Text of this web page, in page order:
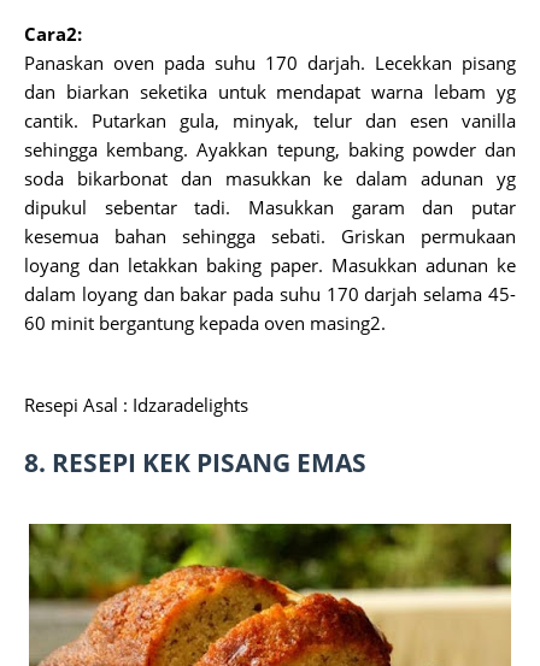
Cara2:
Panaskan oven pada suhu 170 darjah. Lecekkan pisang
dan biarkan seketika untuk mendapat warna lebam yg
cantik. Putarkan gula, minyak, telur dan esen vanilla
sehingga kembang. Ayakkan tepung, baking powder dan
soda bikarbonat dan masukkan ke dalam adunan yg
dipukul sebentar tadi. Masukkan garam dan putar
kesemua bahan sehingga sebati. Griskan permukaan
loyang dan letakkan baking paper. Masukkan adunan ke
dalam loyang dan bakar pada suhu 170 darjah selama 45-
60 minit bergantung kepada oven masing2.
Resepi Asal : Idzaradelights
8. RESEPI KEK PISANG EMAS